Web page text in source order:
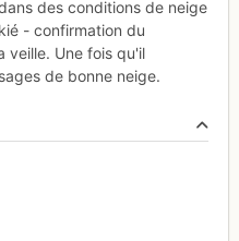
des conditions de neige
- confirmation du
veille. Une fois qu'il
de bonne neige.